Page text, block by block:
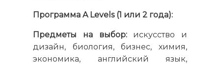
Программа A Levels (1 или 2 года):
Предметы на выбор: искусство и
дизайн, биология, бизнес, химия,
экономика, английский язык,